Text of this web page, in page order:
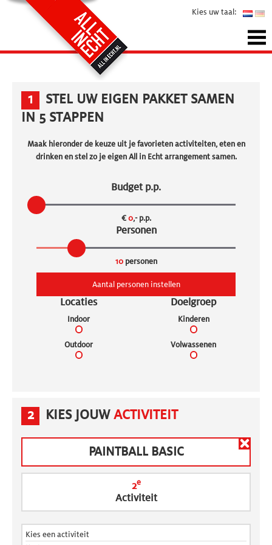
Kies uw taal:
1
STEL UW EIGEN PAKKET SAMEN
IN 5 STAPPEN
Maak hieronder de keuze uit je favorieten activiteiten, eten en
drinken en stel zo je eigen All in Echt arrangement samen.
Budget p.p.
€0,- p.p.
Personen
10personen
Aantal personen instellen
Locaties
Indoor
Outdoor
Doelgroep
Kinderen
Volwassenen
2 KIES JOUWACTIVITEIT
PAINTBALL BASIC
2e
Activiteit
Kies een activiteit